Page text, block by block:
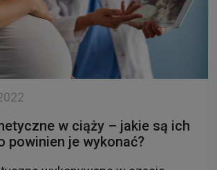
w ciąży – jakie są ich
powinien je wykonać?